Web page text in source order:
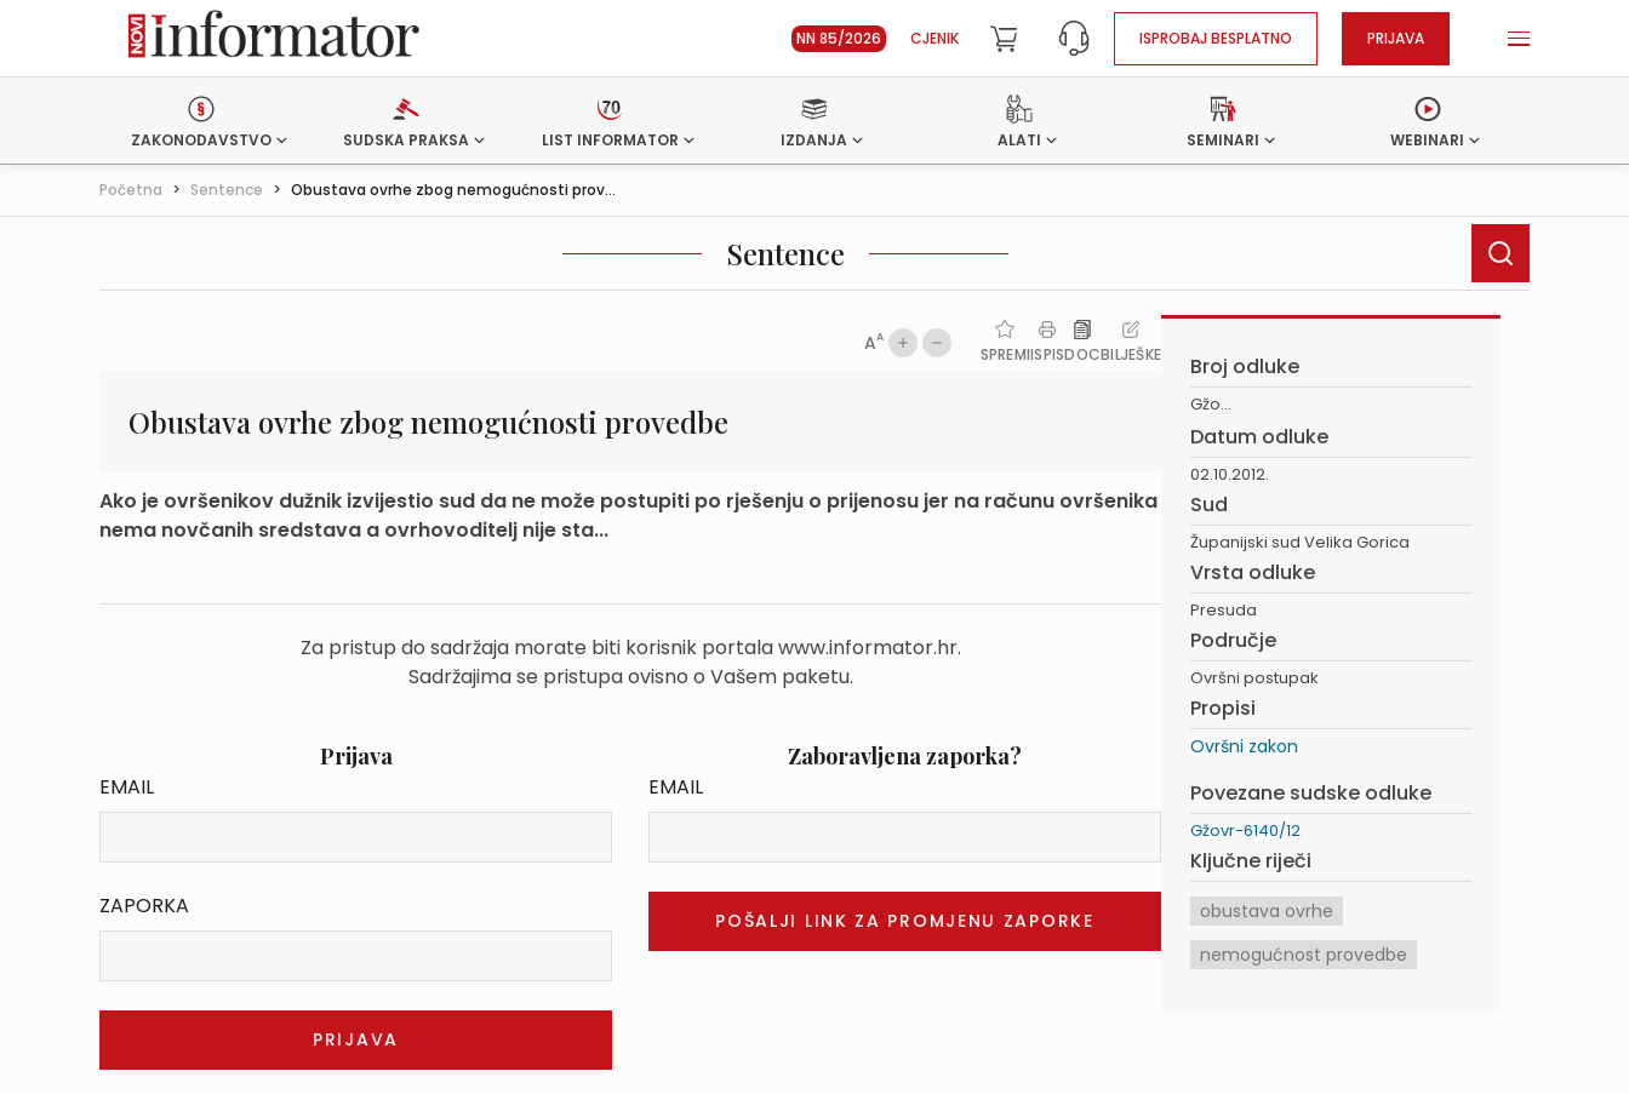
NN 85/2026 CJENIK ISPROBAJ BESPLATNO PRIJAVA
ZAKONODAVSTVO SUDSKA PRAKSA LIST INFORMATOR IZDANJA ALATI SEMINARI WEBINARI
Početna > Sentence > Obustava ovrhe zbog nemogućnosti prov...
Sentence
AA
SPREMIISPISDOCBILJEŠKE
Obustava ovrhe zbog nemogućnosti provedbe
Ako je ovršenikov dužnik izvijestio sud da ne može postupiti po rješenju o prijenosu jer na računu ovršenika
nema novčanih sredstava a ovrhovoditelj nije sta...
Za pristup do sadržaja morate biti korisnik portala www.informator.hr.
Sadržajima se pristupa ovisno o Vašem paketu.
Prijava
EMAIL
ZAPORKA
Zaboravljena zaporka?
EMAIL
Broj odluke
Gžo...
Datum odluke
02.10.2012.
Sud
Županijski sud Velika Gorica
Vrsta odluke
Presuda
Područje
Ovršni postupak
Propisi
Ovršni zakon
Povezane sudske odluke
Gžovr-6140/12
Ključne riječi
obustava ovrhe
nemogućnost provedbe